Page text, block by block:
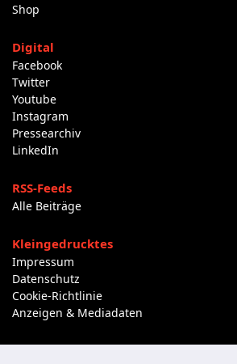
Shop
Digital
Facebook
Twitter
Youtube
Instagram
Pressearchiv
LinkedIn
RSS-Feeds
Alle Beiträge
Kleingedrucktes
Impressum
Datenschutz
Cookie-Richtlinie
Anzeigen & Mediadaten